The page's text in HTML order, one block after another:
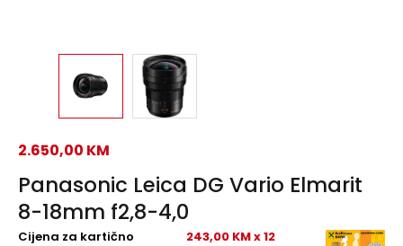
Panasonic Leica DG Vario Elmarit
8-18mm f2,8-4,0
2.650,00 KM
Cijena za kartično
243,00 KM x 12